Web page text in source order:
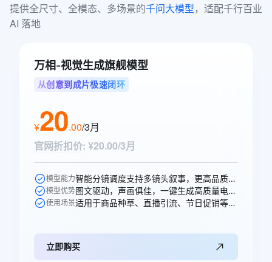
提供全尺寸、全模态、多场景的千问大模型，适配千行百业
AI 落地
万相-视觉生成旗舰模型
从创意到成片极速闭环
¥20.00/3月
官网折扣价: ¥20.00/3月
模型能力 智能分镜调度支持多镜头叙事，更高品质的声音生成，多人稳定对话。
模型优势 图文驱动，声画俱佳，一键生成高质量电商、广告场景视频。
使用场景 适用于商品种草、直播引流、节日促销等电商、广告、短剧视频创作场景。
立即购买